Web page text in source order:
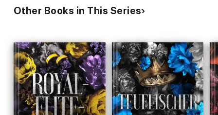
Other Books in This Series